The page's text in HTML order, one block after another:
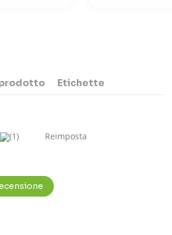
Etichette
(1) Reimposta